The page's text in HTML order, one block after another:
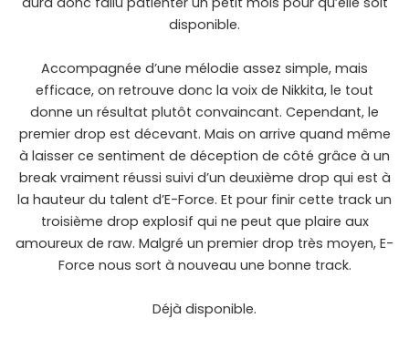
disponible.
Accompagnée d’une mélodie assez simple, mais
efficace, on retrouve donc la voix de Nikkita, le tout
donne un résultat plutôt convaincant. Cependant, le
premier drop est décevant. Mais on arrive quand même
à laisser ce sentiment de déception de côté grâce à un
break vraiment réussi suivi d’un deuxième drop qui est à
la hauteur du talent d’E-Force. Et pour finir cette track un
troisième drop explosif qui ne peut que plaire aux
amoureux de raw. Malgré un premier drop très moyen, E-
Force nous sort à nouveau une bonne track.
Déjà disponible.